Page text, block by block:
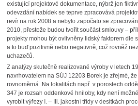
existující projektové dokumentace, nýbrž jen
odevzdání nabídek se teprve zpracovává
revír na rok 2008 a nebylo započato se
2010, přestože budou tvořit součást smlouvy –
projekty mohou být ovlivněny lidský faktorem dle
a to buď pozitivně nebo negativně, což rovněž
uchazečů.
Z analýzy skutečně realizované výroby v letech
navrhovatelem na SÚJ 12203 Borek je zřejmé,
rovnoměrná. Na lokalitách např. v porostech
347 je rozsah oddenkové hniloby, kdy není
vyrobit výřezy I. – III. jakostní třídy v desítkách